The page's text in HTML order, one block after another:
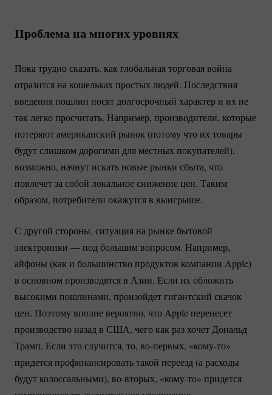
Проблема на многих уровнях
Пока трудно сказать, как глобальная торговая война
отразится на кошельках простых людей. Последствия
введения пошлин носят долгосрочный характер и их не
так легко просчитать. Например, производители, которые
потеряют американский рынок (потому что их товары
будут слишком дорогими для местных покупателей),
возможно, начнут искать новые рынки сбыта, что
повлечет за собой локальное снижение цен. Таким
образом, потребители окажутся в выигрыше.
С другой стороны, ситуация на рынке бытовой
электроники — под большим вопросом. Например,
айфоны (как и большинство продуктов компании Apple)
в основном производятся в Азии. Если их обложить
высокими пошлинами, произойдет гигантский скачок
цен. Поэтому вполне вероятно, что Apple перенесет
производство назад в США, чего как раз хочет Дональд
Трамп. Если это случится, то, во-первых, «кому-то»
придется профинансировать такой переезд (а расходы
будут колоссальными), во-вторых, «кому-то» придется